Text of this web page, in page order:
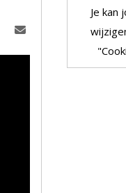
Je kan